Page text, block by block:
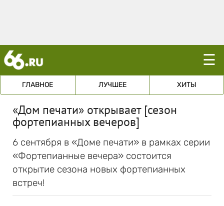
☰
ГЛАВНОЕ ЛУЧШЕЕ ХИТЫ
«Дом печати» открывает [сезон
фортепианных вечеров]
6 сентября в «Доме печати» в рамках серии
«Фортепианные вечера» состоится
открытие сезона новых фортепианных
встреч!